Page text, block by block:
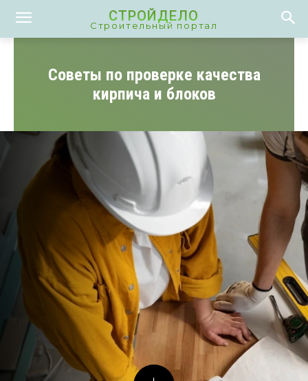
СТРОЙДЕЛО
Строительный портал
Советы по проверке качества
кирпича и блоков